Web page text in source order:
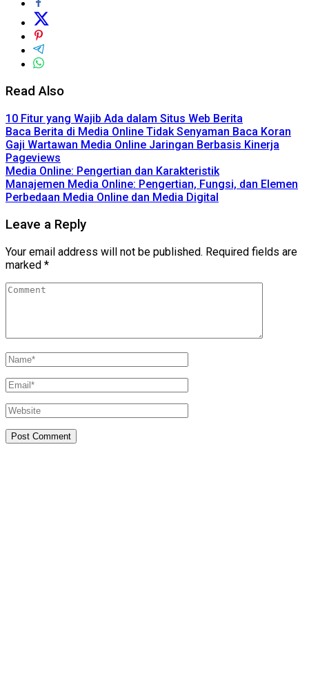
Read Also
10 Fitur yang Wajib Ada dalam Situs Web Berita
Baca Berita di Media Online Tidak Senyaman Baca Koran
Gaji Wartawan Media Online Jaringan Berbasis Kinerja
Pageviews
Media Online: Pengertian dan Karakteristik
Manajemen Media Online: Pengertian, Fungsi, dan Elemen
Perbedaan Media Online dan Media Digital
Leave a Reply
Your email address will not be published. Required fields are
marked *